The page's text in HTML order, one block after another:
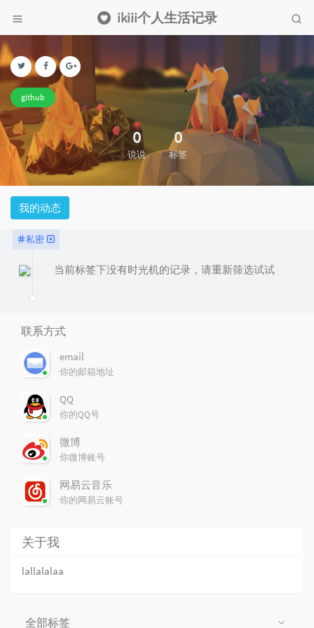
ikiii个人生活记录
github
0
说说
0
标签
我的动态
私密
当前标签下没有时光机的记录，请重新筛选试试
联系方式
email
你的邮箱地址
QQ
你的QQ号
微博
你微博账号
网易云音乐
你的网易云账号
关于我
lallalalaa
全部标签